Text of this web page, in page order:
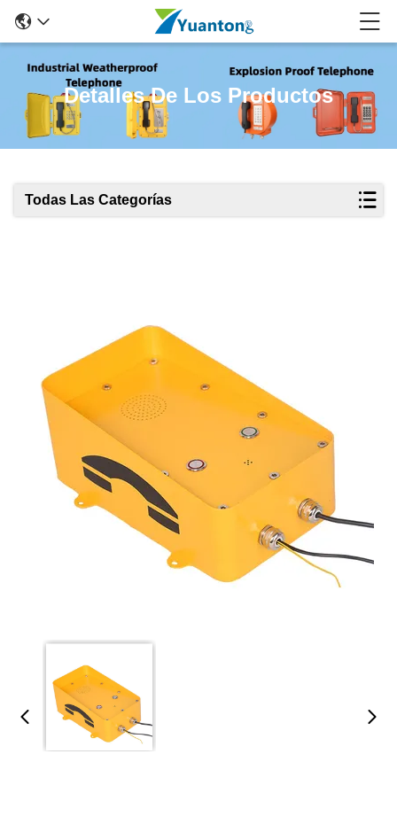
Detalles De Los Productos
Todas Las Categorías